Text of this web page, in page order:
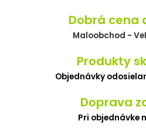
Dobrá cena
Maloobchod -
Produkty
Objednávky
Doprava
Pri objednávke